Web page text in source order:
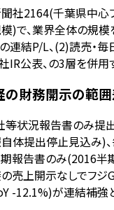
社2164(千葉県中心
)で、業界全体の規
結P/L、(2)読売・毎
IR公表、の3層を併用
の財務開示の範
等状況報告書のみ提
体提出停止見込み)
報告書のみ(2016半
売上開示なしでフジ
-12.1%)が連結補強